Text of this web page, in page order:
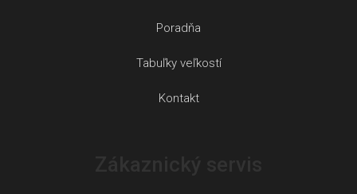
Poradňa
Tabuľky veľkostí
Kontakt